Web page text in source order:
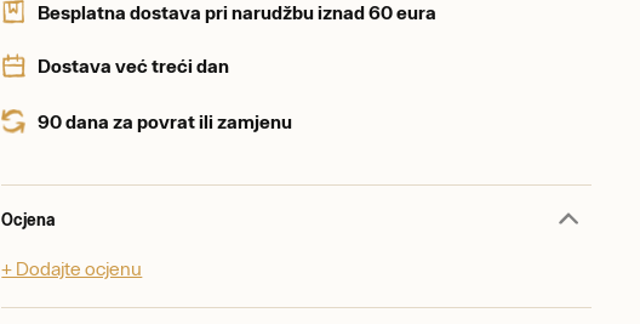
Besplatna dostava pri narudžbu iznad 60 eura
Dostava već treći dan
90 dana za povrat ili zamjenu
Ocjena
+ Dodajte ocjenu